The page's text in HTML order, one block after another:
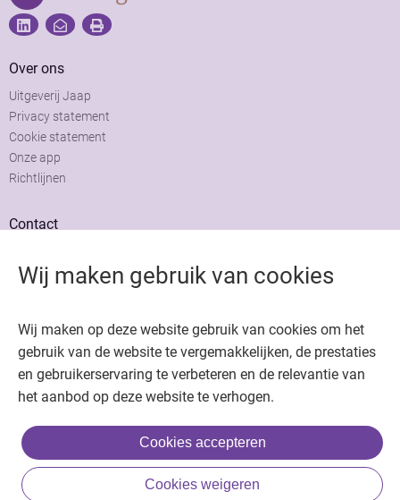
Wij maken gebruik van cookies
Wij maken op deze website gebruik van cookies om het
gebruik van de website te vergemakkelijken, de prestaties
en gebruikerservaring te verbeteren en de relevantie van
het aanbod op deze website te verhogen.
Cookies accepteren
Cookies weigeren
Over ons
Uitgeverij Jaap
Privacy statement
Cookie statement
Onze app
Richtlijnen
Contact
Colofon
Adverteren
Copyright © 2026. Uitgeverij Jaap. Alle rechten voorbehouden.